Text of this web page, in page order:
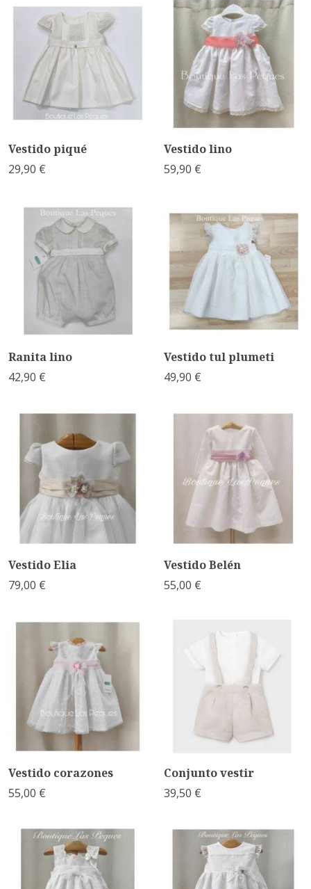
Vestido piqué
29,90 €
Vestido lino
59,90 €
Ranita lino
42,90 €
Vestido tul plumeti
49,90 €
Vestido Elia
79,00 €
Vestido Belén
55,00 €
Vestido corazones
55,00 €
Conjunto vestir
39,50 €